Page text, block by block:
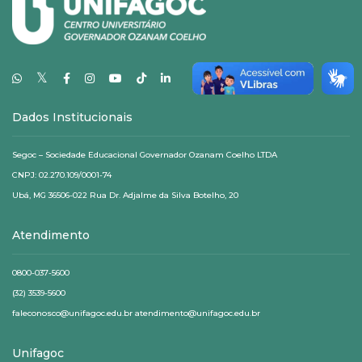
𝕏
Dados Institucionais
Segoc – Sociedade Educacional Governador Ozanam Coelho LTDA
CNPJ: 02.270.109/0001-74
Ubá, MG 36506-022 Rua Dr. Adjalme da Silva Botelho, 20
Atendimento
0800-037-5600
(32) 3539-5600
faleconosco@unifagoc.edu.br atendimento@unifagoc.edu.br
Unifagoc